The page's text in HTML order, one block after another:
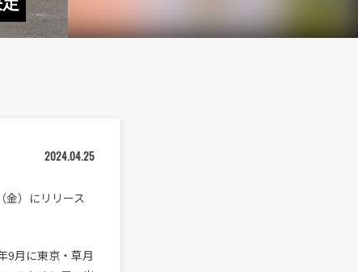
2024.04.25
金）にリリース
9月に東京・草月